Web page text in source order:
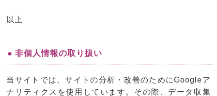
以上
● 非個人情報の取り扱い
当サイトでは、サイトの分析・改善のためにGoogleア
ナリティクスを使用しています。その際、データ収集